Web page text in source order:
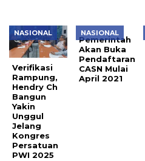
NASIONAL
Verifikasi
Rampung,
Hendry Ch
Bangun
Yakin
Unggul
Jelang
Kongres
Persatuan
PWI 2025
NASIONAL
Pemerintah
Akan Buka
Pendaftaran
CASN Mulai
April 2021